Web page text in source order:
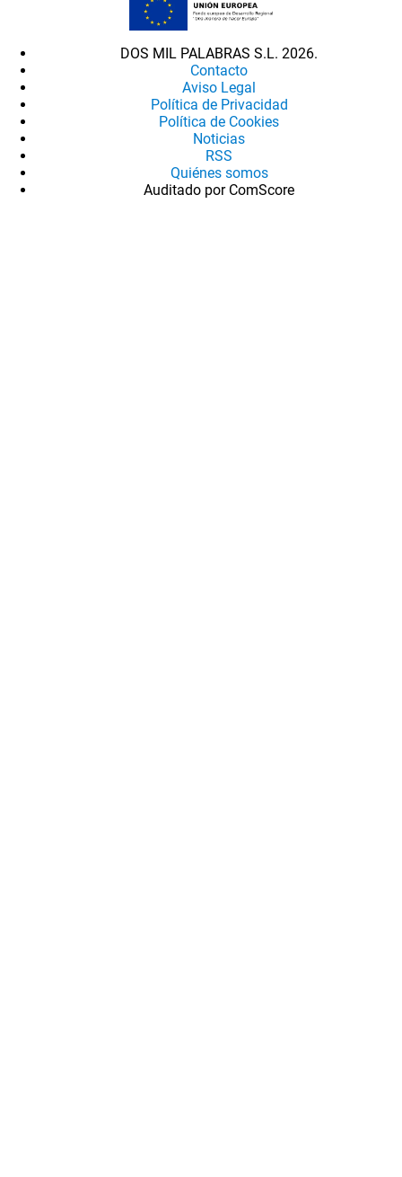
DOS MIL PALABRAS S.L. 2026.
Contacto
Aviso Legal
Política de Privacidad
Política de Cookies
Noticias
RSS
Quiénes somos
Auditado por ComScore